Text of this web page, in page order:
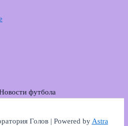
футбола
Голов | Powered byAstra